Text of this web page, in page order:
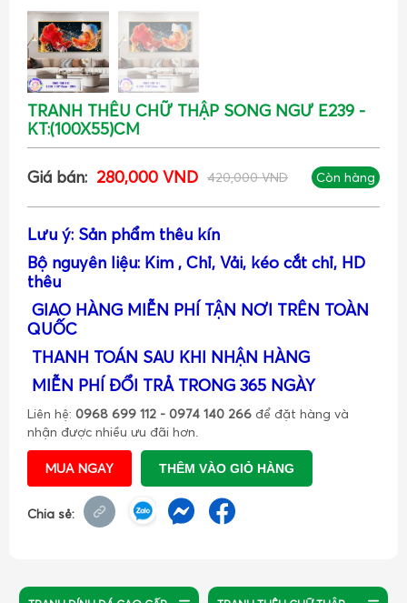
TRANH THÊU CHỮ THẬP SONG NGƯ E239 -
KT:(100X55)CM
Giá bán: 280,000 VND 420,000 VND Còn hàng
Lưu ý: Sản phẩm thêu kín
Bộ nguyên liệu: Kim , Chỉ, Vải, kéo cắt chỉ, HD
thêu
GIAO HÀNG MIỄN PHÍ TẬN NƠI TRÊN TOÀN
QUỐC
THANH TOÁN SAU KHI NHẬN HÀNG
MIỄN PHÍ ĐỔI TRẢ TRONG 365 NGÀY
Liên hệ: 0968 699 112 - 0974 140 266 để đặt hàng và
nhận được nhiều ưu đãi hơn.
MUA NGAY THÊM VÀO GIỎ HÀNG
Chia sẻ: